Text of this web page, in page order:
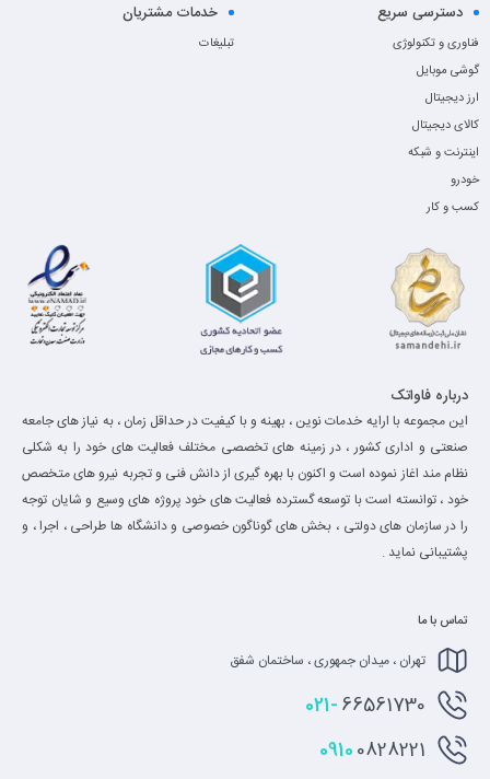
دسترسی سریع
فناوری و تکنولوژی
گوشی موبایل
ارز دیجیتال
کالای دیجیتال
اینترنت و شبکه
خودرو
کسب و کار
خدمات مشتریان
تبلیغات
درباره فاواتک
این مجموعه با ارایه خدمات نوین ، بهینه و با کیفیت در حداقل زمان ، به نیاز های جامعه
صنعتی و اداری کشور ، در زمینه های تخصصی مختلف فعالیت های خود را به شکلی
نظام مند اغاز نموده است و اکنون با بهره گیری از دانش فنی و تجربه نیرو های متخصص
خود ، توانسته است با توسعه گسترده فعالیت های خود پروژه های وسیع و شایان توجه
را در سازمان های دولتی ، بخش های گوناگون خصوصی و دانشگاه ها طراحی ، اجرا ، و
پشتیبانی نماید .
تماس با ما
تهران ، میدان جمهوری ، ساختمان شفق
021-66561730
09100828221